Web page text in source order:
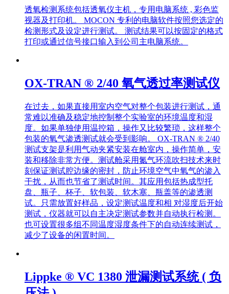
透氧检测系统包括透氧仪主机，专用电脑系统 , 彩色监
视器及打印机。 MOCON 专利的电脑软件按照您选定的
检测形式及设定进行测试。 测试结果可以按固定的格式
打印或通过信号接口输入到公司主电脑系统。
OX-TRAN ® 2/40 氧气透过率测试仪
在过去，如果直接用室内空气对整个包装进行测试，通
常难以准确及稳定地控制整个实验室的环境温度和湿
度。如果单独使用温控箱，操作又比较繁琐，这样整个
包装的氧气渗透测试就会受到影响。 OX-TRAN ® 2/40
测试支架是利用气动夹紧安装在舱室内，操作简单，安
装和移除非常方便。测试舱采用氮气环流吹扫技术来时
刻保证测试腔边缘的密封，防止环境空气中氧气的渗入
干扰，从而也节省了测试时间。其应用包括热成型托
盘、瓶子、杯子、软包装、软木塞、瓶盖等的渗透测
试。只需放置好样品，设定测试温度和相 对湿度后开始
测试，仪器就可以自主决定测试参数并自动执行检测。
也可设置很多组不同温度湿度条件下的自动连续测试，
减少了设备的闲置时间。
Lippke ® VC 1380 泄漏测试系统 ( 负